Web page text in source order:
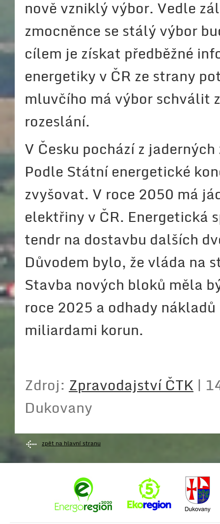
nově vzniklý výbor. Vedle
zmocněnce se stálý výbor
cílem je získat předběžné
energetiky v ČR ze strany
mluvčího má výbor schválit
rozeslání.
V Česku pochází z
Podle Státní energetické
zvyšovat. V roce 2050 má
elektřiny v ČR. Energetická
tendr na dostavbu dalších
Důvodem bylo, že vláda na
Stavba nových bloků měla
roce 2025 a odhady
miliardami korun.
Zdroj: Zpravodajství ČTK |
Dukovany
zpět na hlavní stranu